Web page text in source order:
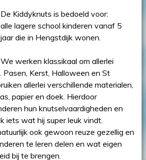
De Kiddyknuts is bedoeld voor:
alle lagere school kinderen vanaf 5
jaar die in Hengstdijk wonen.
We werken klassikaal om allerlei
Pasen, Kerst, Halloween en St
allerlei verschillende materialen,
papier en doek. Hierdoor
hun knutselvaardigheden en
iets wat hij super leuk vindt.
ook gewoon reuze gezellig en
te leren delen en wat eigen
bij te brengen.